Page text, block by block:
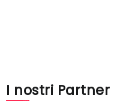
I nostri Partner